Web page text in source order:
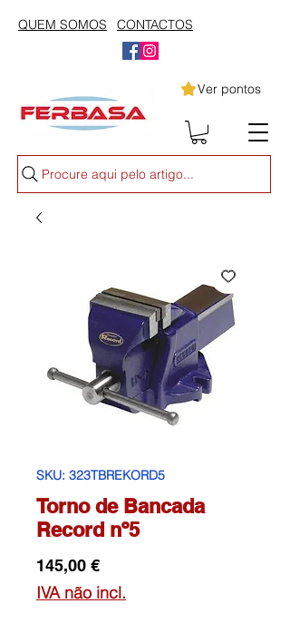
QUEM SOMOS CONTACTOS
Ver pontos
Procure aqui pelo artigo...
SKU: 323TBREKORD5
Torno de Bancada
Record nº5
145,00 €Preço
IVA não incl.